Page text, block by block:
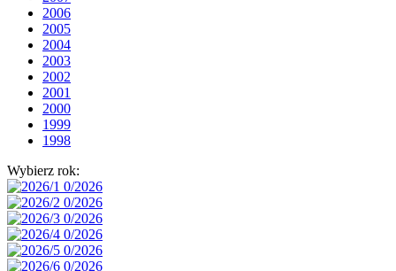
2006
2005
2004
2003
2002
2001
2000
1999
1998
Wybierz rok: